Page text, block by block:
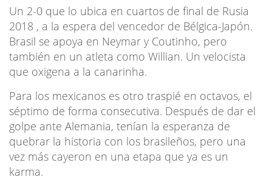
Un 2-0 que lo ubica en cuartos de final de Rusia
2018 , a la espera del vencedor de Bélgica-Japón.
Brasil se apoya en Neymar y Coutinho, pero
también en un atleta como Willian. Un velocista
que oxigena a la canarinha.
Para los mexicanos es otro traspié en octavos, el
séptimo de forma consecutiva. Después de dar el
golpe ante Alemania, tenían la esperanza de
quebrar la historia con los brasileños, pero una
vez más cayeron en una etapa que ya es un
karma.